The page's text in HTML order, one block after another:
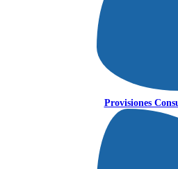
Provisiones